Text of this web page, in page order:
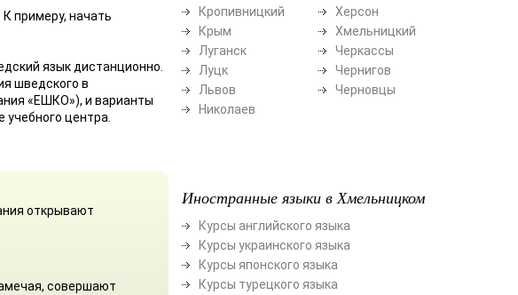
примеру, начать
язык дистанционно.
шведского в
«ЕШКО»), и варианты
центра.
открывают
совершают
Кропивницкий
Крым
Луганск
Луцк
Львов
Николаев
Херсон
Хмельницкий
Черкассы
Чернигов
Черновцы
Иностранные языки в Хмельницком
Курсы английского языка
Курсы украинского языка
Курсы японского языка
Курсы турецкого языка